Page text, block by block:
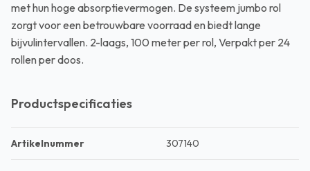
met hun hoge absorptievermogen. De systeem jumbo rol
zorgt voor een betrouwbare voorraad en biedt lange
bijvulintervallen. 2-laags, 100 meter per rol, Verpakt per 24
rollen per doos.
Productspecificaties
Artikelnummer 307140